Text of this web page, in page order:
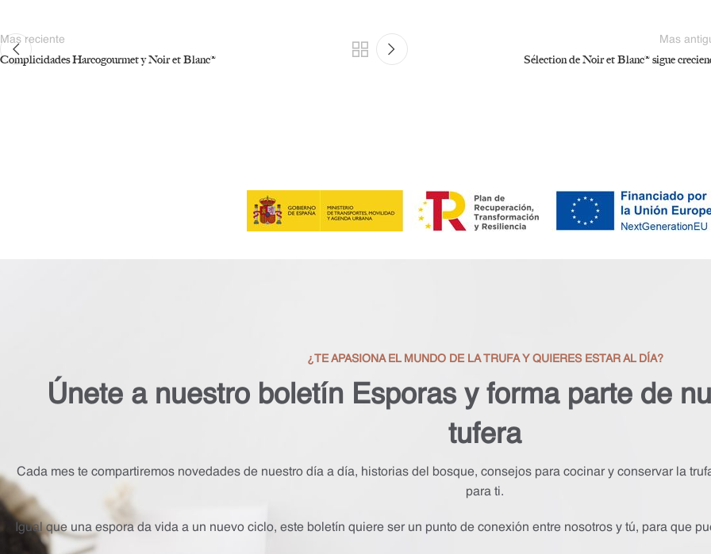
Mas reciente
Complicidades Harcogourmet y Noir et Blanc®
Mas
Sélection de Noir et Blanc® sigue
¿TE APASIONA EL MUNDO DE LA TRUFA Y QUIERES ESTAR AL DÍA?
Únete a nuestro boletín Esporas y forma parte de
tufera
Cada mes te compartiremos novedades de nuestro día a día, historias del bosque, consejos para cocinar y conservar la
para ti.
Igual que una espora da vida a un nuevo ciclo, este boletín quiere ser un punto de conexión entre nosotros y tú, para que